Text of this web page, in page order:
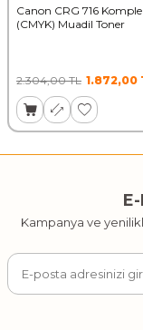
Canon CRG 716 Komple
(CMYK) Muadil Toner
2.304,00TL 1.872,00
Kampanya ve